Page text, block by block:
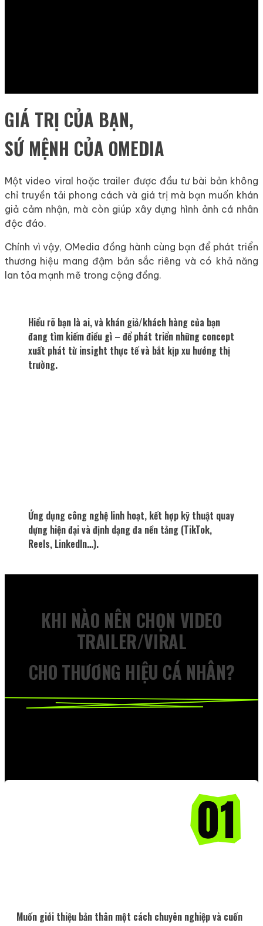
GIÁ TRỊ CỦA BẠN,
SỨ MỆNH CỦA OMEDIA
Một video viral hoặc trailer được đầu tư bài bản không
chỉ truyền tải phong cách và giá trị mà bạn muốn khán
giả cảm nhận, mà còn giúp xây dựng hình ảnh cá nhân
độc đáo.
Chính vì vậy, OMedia đồng hành cùng bạn để phát triển
thương hiệu mang đậm bản sắc riêng và có khả năng
lan tỏa mạnh mẽ trong cộng đồng.
Hiểu rõ bạn là ai, và khán giả/khách hàng của bạn
đang tìm kiếm điều gì – để phát triển những concept
xuất phát từ insight thực tế và bắt kịp xu hướng thị
trường.
Ứng dụng công nghệ linh hoạt, kết hợp kỹ thuật quay
dựng hiện đại và định dạng đa nền tảng (TikTok,
Reels, LinkedIn…).
KHI NÀO NÊN CHỌN VIDEO
TRAILER/VIRAL
CHO THƯƠNG HIỆU CÁ NHÂN?
Muốn giới thiệu bản thân một cách chuyên nghiệp và cuốn